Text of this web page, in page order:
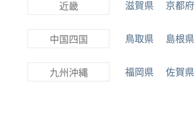
近畿 滋賀県 京都府
中国四国 鳥取県 島根県
九州沖縄 福岡県 佐賀県